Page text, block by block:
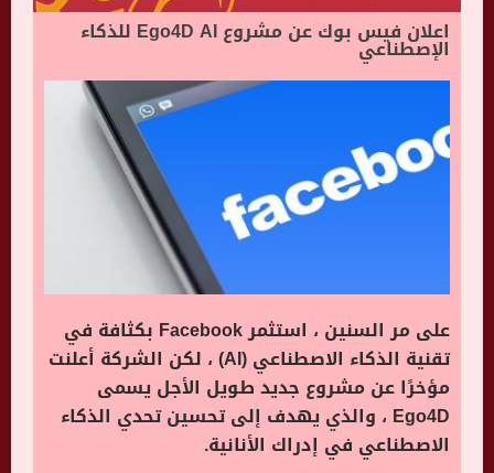
اعلان فيس بوك عن مشروع Ego4D AI للذكاء
الإصطناعي
على مر السنين ، استثمر Facebook بكثافة في
تقنية الذكاء الاصطناعي (AI) ، لكن الشركة أعلنت
مؤخرًا عن مشروع جديد طويل الأجل يسمى
Ego4D ، والذي يهدف إلى تحسين تحدي الذكاء
الاصطناعي في إدراك الأنانية.